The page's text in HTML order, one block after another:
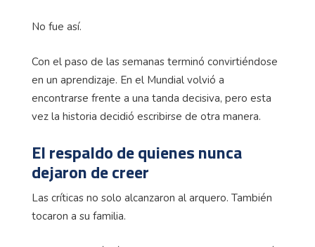
No fue así.
Con el paso de las semanas terminó convirtiéndose
en un aprendizaje. En el Mundial volvió a
encontrarse frente a una tanda decisiva, pero esta
vez la historia decidió escribirse de otra manera.
El respaldo de quienes nunca
dejaron de creer
Las críticas no solo alcanzaron al arquero. También
tocaron a su familia.